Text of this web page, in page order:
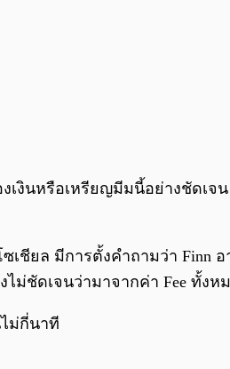
งินหรือเหรียญมีมนี้อย่างชัดเจน
เชียล มีการตั้งคำถามว่า Finn
ม่ชัดเจนว่ามาจากค่า Fee ทั้งห
ม่กี่นาที